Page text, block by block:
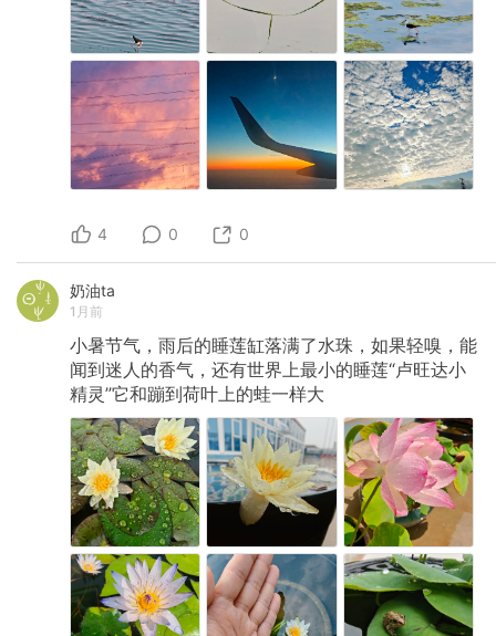
4 0 0
奶油ta
1月前
小暑节气，雨后的睡莲缸落满了水珠，如果轻嗅，能
闻到迷人的香气，还有世界上最小的睡莲“卢旺达小
精灵”它和蹦到荷叶上的蛙一样大